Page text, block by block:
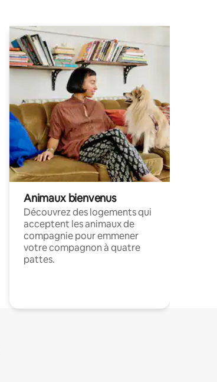
Animaux bienvenus
Découvrez des logements qui
acceptent les animaux de
compagnie pour emmener
votre compagnon à quatre
pattes.